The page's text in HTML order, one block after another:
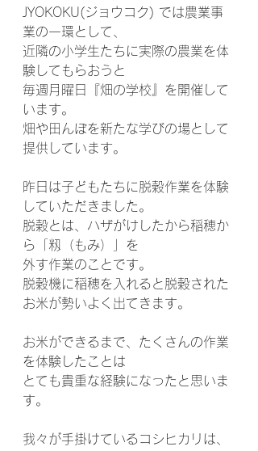
JYOKOKU(ジョウコク) では農業事
業の一環として、
近隣の小学生たちに実際の農業を体
験してもらおうと
毎週月曜日『畑の学校』を開催して
います。
畑や田んぼを新たな学びの場として
提供しています。
昨日は子どもたちに脱穀作業を体験
していただきました。
脱穀とは、ハザがけしたから稲穂か
ら「籾（もみ）」を
外す作業のことです。
脱穀機に稲穂を入れると脱穀された
お米が勢いよく出てきます。
お米ができるまで、たくさんの作業
を体験したことは
とても貴重な経験になったと思いま
す。
我々が手掛けているコシヒカリは、